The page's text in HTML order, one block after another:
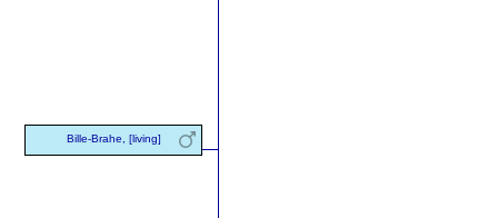
Bille-Brahe, [living]